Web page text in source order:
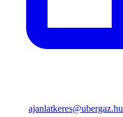
ajanlatkeres@ubergaz.hu